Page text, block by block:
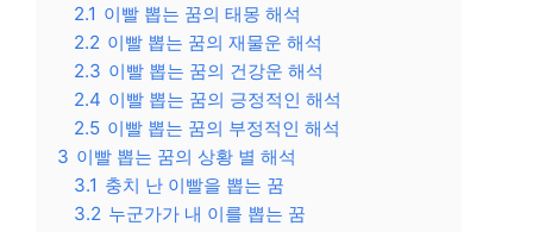
2.1 이빨 뽑는 꿈의 태몽 해석
2.2 이빨 뽑는 꿈의 재물운 해석
2.3 이빨 뽑는 꿈의 건강운 해석
2.4 이빨 뽑는 꿈의 긍정적인 해석
2.5 이빨 뽑는 꿈의 부정적인 해석
3 이빨 뽑는 꿈의 상황 별 해석
3.1 충치 난 이빨을 뽑는 꿈
3.2 누군가가 내 이를 뽑는 꿈